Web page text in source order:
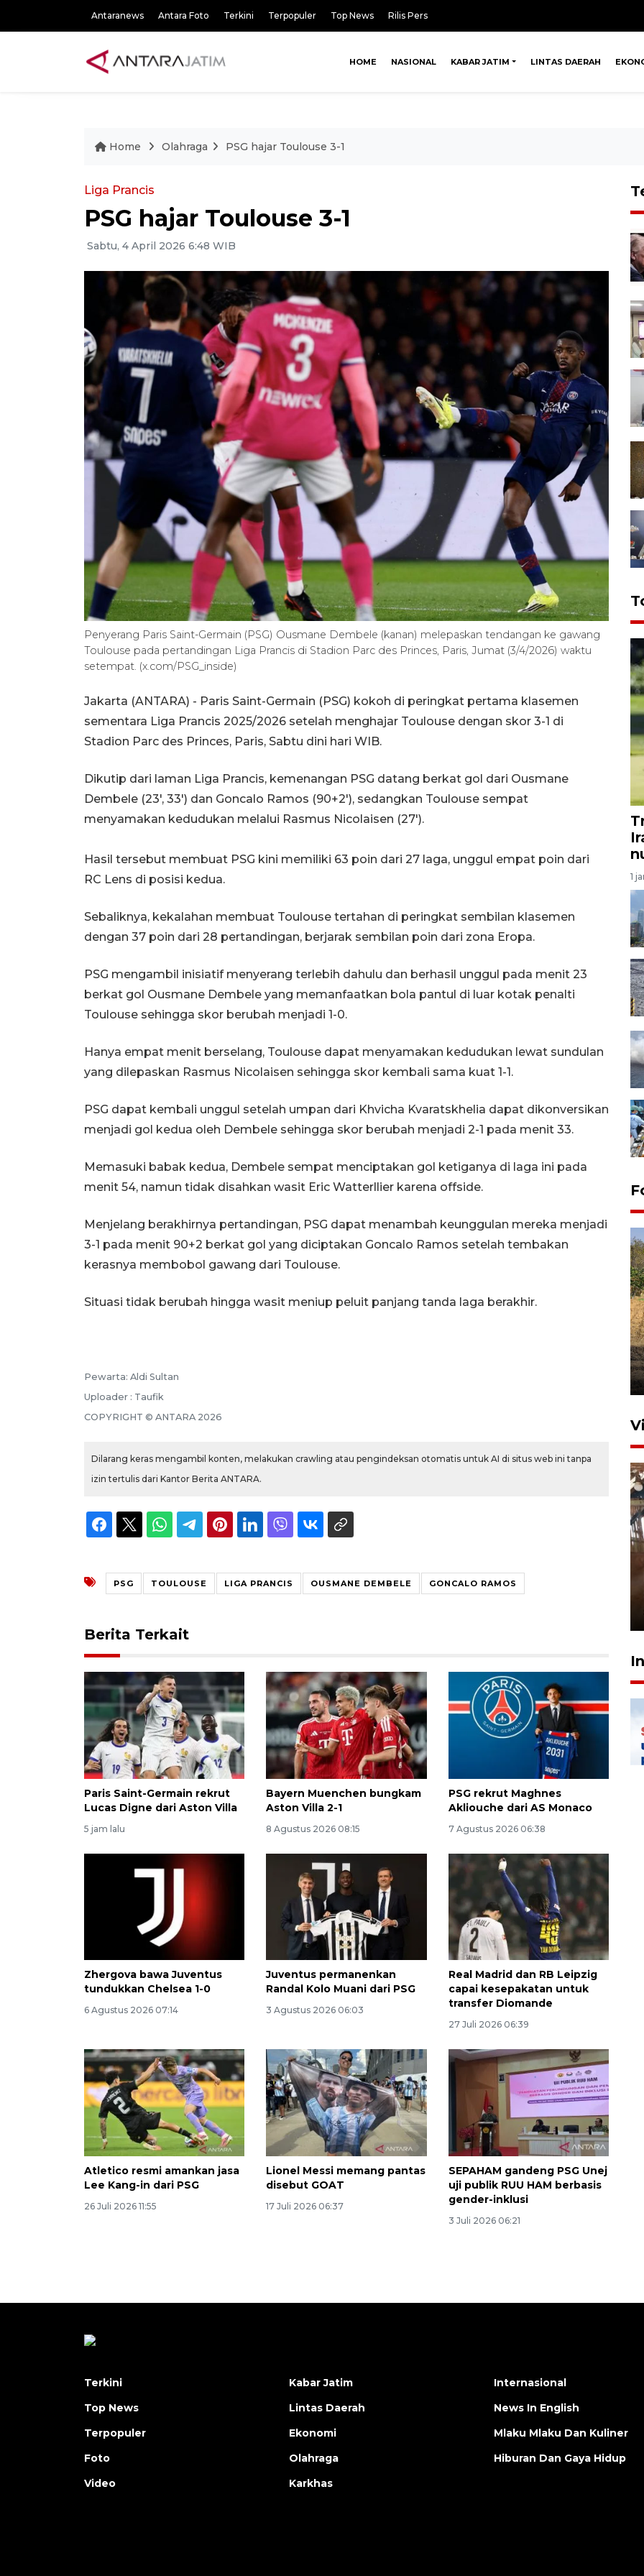
Antaranews Antara Foto Terkini Terpopuler Top News Rilis Pers
HOME NASIONAL KABAR JATIM LINTAS DAERAH
Home Olahraga PSG hajar Toulouse 3-1
Liga Prancis
PSG hajar Toulouse 3-1
Sabtu, 4 April 2026 6:48 WIB
Penyerang Paris Saint-Germain (PSG) Ousmane Dembele (kanan) melepaskan tendangan ke gawang
Toulouse pada pertandingan Liga Prancis di Stadion Parc des Princes, Paris, Jumat (3/4/2026) waktu
setempat. (x.com/PSG_inside)
Jakarta (ANTARA) - Paris Saint-Germain (PSG) kokoh di peringkat pertama klasemen
sementara Liga Prancis 2025/2026 setelah menghajar Toulouse dengan skor 3-1 di
Stadion Parc des Princes, Paris, Sabtu dini hari WIB.
Dikutip dari laman Liga Prancis, kemenangan PSG datang berkat gol dari Ousmane
Dembele (23', 33') dan Goncalo Ramos (90+2'), sedangkan Toulouse sempat
menyamakan kedudukan melalui Rasmus Nicolaisen (27').
Hasil tersebut membuat PSG kini memiliki 63 poin dari 27 laga, unggul empat poin dari
RC Lens di posisi kedua.
Sebaliknya, kekalahan membuat Toulouse tertahan di peringkat sembilan klasemen
dengan 37 poin dari 28 pertandingan, berjarak sembilan poin dari zona Eropa.
PSG mengambil inisiatif menyerang terlebih dahulu dan berhasil unggul pada menit 23
berkat gol Ousmane Dembele yang memanfaatkan bola pantul di luar kotak penalti
Toulouse sehingga skor berubah menjadi 1-0.
Hanya empat menit berselang, Toulouse dapat menyamakan kedudukan lewat sundulan
yang dilepaskan Rasmus Nicolaisen sehingga skor kembali sama kuat 1-1.
PSG dapat kembali unggul setelah umpan dari Khvicha Kvaratskhelia dapat dikonversikan
menjadi gol kedua oleh Dembele sehingga skor berubah menjadi 2-1 pada menit 33.
Memasuki babak kedua, Dembele sempat menciptakan gol ketiganya di laga ini pada
menit 54, namun tidak disahkan wasit Eric Watterllier karena offside.
Menjelang berakhirnya pertandingan, PSG dapat menambah keunggulan mereka menjadi
3-1 pada menit 90+2 berkat gol yang diciptakan Goncalo Ramos setelah tembakan
kerasnya membobol gawang dari Toulouse.
Situasi tidak berubah hingga wasit meniup peluit panjang tanda laga berakhir.
Pewarta: Aldi Sultan
Uploader : Taufik
COPYRIGHT © ANTARA 2026
Dilarang keras mengambil konten, melakukan crawling atau pengindeksan otomatis untuk AI di situs web ini tanpa
izin tertulis dari Kantor Berita ANTARA.
PSG TOULOUSE LIGA PRANCIS OUSMANE DEMBELE GONCALO RAMOS
Berita Terkait
Paris Saint-Germain rekrut
Lucas Digne dari Aston Villa
5 jam lalu
Bayern Muenchen bungkam
Aston Villa 2-1
8 Agustus 2026 08:15
PSG rekrut Maghnes
Akliouche dari AS Monaco
7 Agustus 2026 06:38
Zhergova bawa Juventus
tundukkan Chelsea 1-0
6 Agustus 2026 07:14
Juventus permanenkan
Randal Kolo Muani dari PSG
3 Agustus 2026 06:03
Real Madrid dan RB Leipzig
capai kesepakatan untuk
transfer Diomande
27 Juli 2026 06:39
Atletico resmi amankan jasa
Lee Kang-in dari PSG
26 Juli 2026 11:55
Lionel Messi memang pantas
disebut GOAT
17 Juli 2026 06:37
SEPAHAM gandeng PSG Unej
uji publik RUU HAM berbasis
gender-inklusi
3 Juli 2026 06:21
1
Lomba lari Jalasenastri Run
22 jam lalu
padamkan karhutla di Gunung
Bromo
Memacu produksi sawit untuk
penuhi kebutuhan
2026-08-09 12:00:00
Terkini
Top News
Terpopuler
Foto
Video
Kabar Jatim
Lintas Daerah
Ekonomi
Olahraga
Karkhas
Internasional
News In English
Mlaku Mlaku Dan Kuliner
Hiburan Dan Gaya Hidup